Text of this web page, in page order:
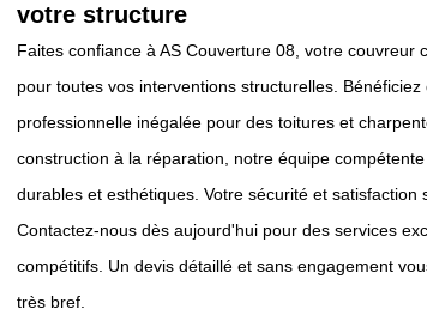
votre structure
Faites confiance à AS Couverture 08, votre couvreur
pour toutes vos interventions structurelles.
professionnelle inégalée pour des toitures et
construction à la réparation, notre équipe
durables et esthétiques. Votre sécurité et satisfaction
Contactez-nous dès aujourd'hui pour des services
compétitifs. Un devis détaillé et sans engagement
très bref.